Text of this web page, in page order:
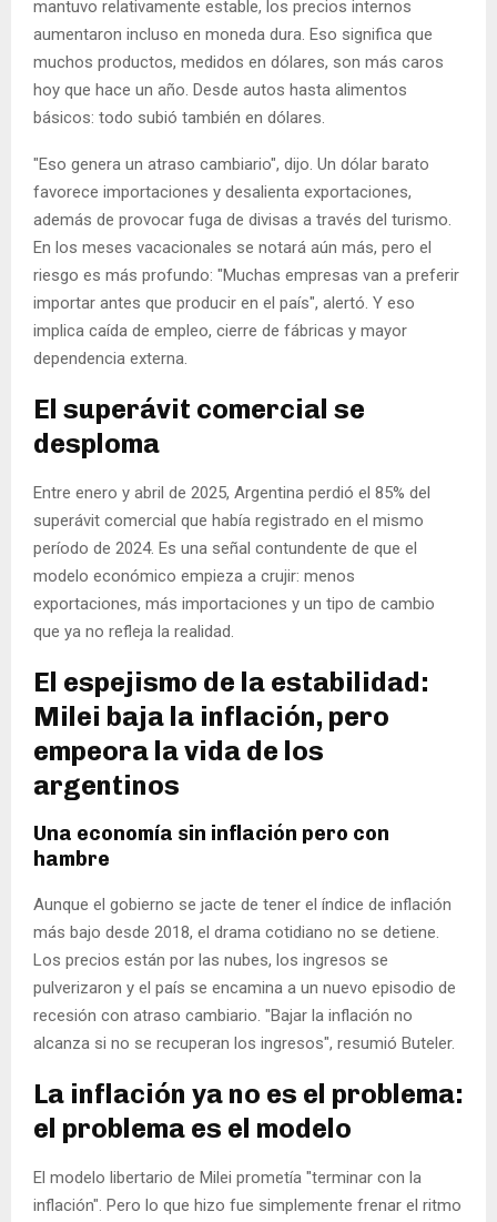
mantuvo relativamente estable, los precios internos
aumentaron incluso en moneda dura. Eso significa que
muchos productos, medidos en dólares, son más caros
hoy que hace un año. Desde autos hasta alimentos
básicos: todo subió también en dólares.
"Eso genera un atraso cambiario", dijo. Un dólar barato
favorece importaciones y desalienta exportaciones,
además de provocar fuga de divisas a través del turismo.
En los meses vacacionales se notará aún más, pero el
riesgo es más profundo: "Muchas empresas van a preferir
importar antes que producir en el país", alertó. Y eso
implica caída de empleo, cierre de fábricas y mayor
dependencia externa.
El superávit comercial se
desploma
Entre enero y abril de 2025, Argentina perdió el 85% del
superávit comercial que había registrado en el mismo
período de 2024. Es una señal contundente de que el
modelo económico empieza a crujir: menos
exportaciones, más importaciones y un tipo de cambio
que ya no refleja la realidad.
El espejismo de la estabilidad:
Milei baja la inflación, pero
empeora la vida de los
argentinos
Una economía sin inflación pero con
hambre
Aunque el gobierno se jacte de tener el índice de inflación
más bajo desde 2018, el drama cotidiano no se detiene.
Los precios están por las nubes, los ingresos se
pulverizaron y el país se encamina a un nuevo episodio de
recesión con atraso cambiario. "Bajar la inflación no
alcanza si no se recuperan los ingresos", resumió Buteler.
La inflación ya no es el problema:
el problema es el modelo
El modelo libertario de Milei prometía "terminar con la
inflación". Pero lo que hizo fue simplemente frenar el ritmo